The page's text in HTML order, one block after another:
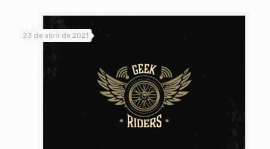
23 de abril de 2021